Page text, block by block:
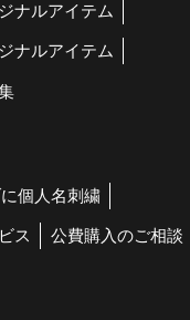
ナルアイテム
ナルアイテム
個人名刺繍
ス 公費購入のご相談